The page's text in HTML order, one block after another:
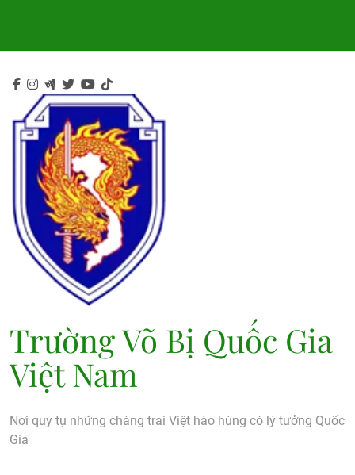
Trường Võ Bị Quốc Gia
Việt Nam
Nơi quy tụ những chàng trai Việt hào hùng có lý tưởng Quốc
Gia